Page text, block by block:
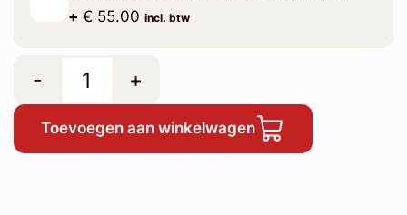
+ € 55.00 incl. btw
- +
Toevoegen aan winkelwagen